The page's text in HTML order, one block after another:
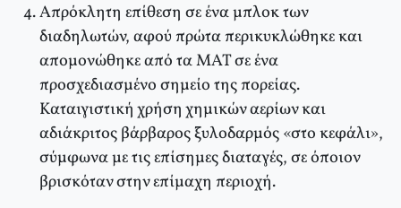
Aπρόκλητη επίθεση σε ένα μπλοκ των
διαδηλωτών, αφού πρώτα περικυκλώθηκε και
απομονώθηκε από τα MAT σε ένα
προσχεδιασμένο σημείο της πορείας.
Kαταιγιστική χρήση χημικών αερίων και
αδιάκριτος βάρβαρος ξυλοδαρμός «στο κεφάλι»,
σύμφωνα με τις επίσημες διαταγές, σε όποιον
βρισκόταν στην επίμαχη περιοχή.